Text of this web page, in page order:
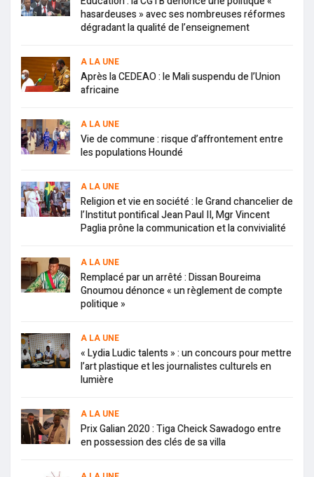
hasardeuses » avec ses nombreuses réformes
dégradant la qualité de l’enseignement
A LA UNE
Après la CEDEAO : le Mali suspendu de l’Union
africaine
A LA UNE
Vie de commune : risque d’affrontement entre
les populations Houndé
A LA UNE
Religion et vie en société : le Grand chancelier de
l’Institut pontifical Jean Paul II, Mgr Vincent
Paglia prône la communication et la convivialité
A LA UNE
Remplacé par un arrêté : Dissan Boureima
Gnoumou dénonce « un règlement de compte
politique »
A LA UNE
« Lydia Ludic talents » : un concours pour mettre
l’art plastique et les journalistes culturels en
lumière
A LA UNE
Prix Galian 2020 : Tiga Cheick Sawadogo entre
en possession des clés de sa villa